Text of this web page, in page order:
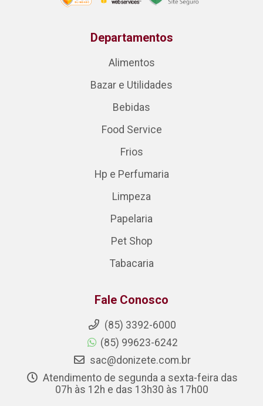
Departamentos
Alimentos
Bazar e Utilidades
Bebidas
Food Service
Frios
Hp e Perfumaria
Limpeza
Papelaria
Pet Shop
Tabacaria
Fale Conosco
(85) 3392-6000
(85) 99623-6242
sac@donizete.com.br
Atendimento de segunda a sexta-feira das
07h às 12h e das 13h30 às 17h00